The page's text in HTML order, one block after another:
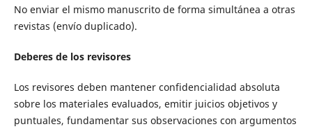
No enviar el mismo manuscrito de forma simultánea a otras
revistas (envío duplicado).
Deberes de los revisores
Los revisores deben mantener confidencialidad absoluta
sobre los materiales evaluados, emitir juicios objetivos y
puntuales, fundamentar sus observaciones con argumentos